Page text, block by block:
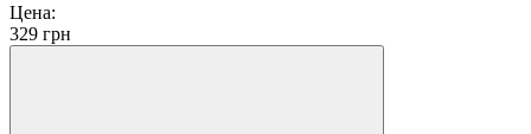
Цена:
329 грн